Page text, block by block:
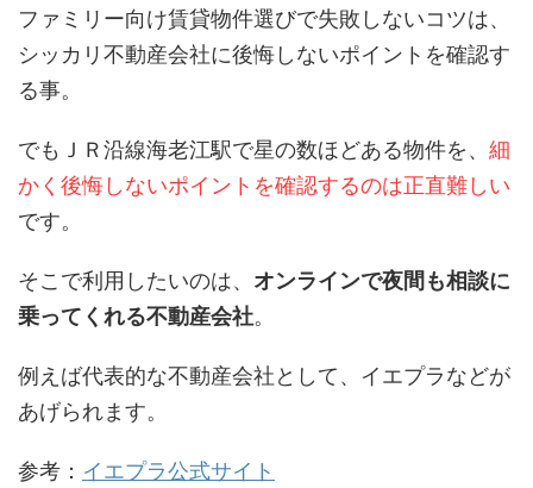
ファミリー向け賃貸物件選びで失敗しないコツは、
シッカリ不動産会社に後悔しないポイントを確認す
る事。
でもＪＲ沿線海老江駅で星の数ほどある物件を、 細
かく後悔しないポイントを確認するのは正直難しい
です。
そこで利用したいのは、 オンラインで夜間も相談に
乗ってくれる不動産会社。
例えば代表的な不動産会社として、イエプラなどが
あげられます。
参考： イエプラ公式サイト